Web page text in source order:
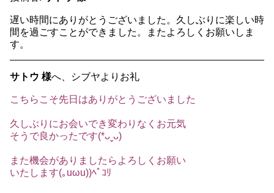
遅い時間にありがとうございました。久しぶりに楽しい時
間を過ごすことができました。またよろしくお願いしま
す。
サトウ 様へ、シブヤよりお礼
こちらこそ先日はありがとうございました
久しぶりにお会いでき変わりなくお元気
そうで良かったです(*ᴗˬᴗ)
また機会がありましたらよろしくお願い
いたします(｡uωu))ﾍﾟｺﾘ